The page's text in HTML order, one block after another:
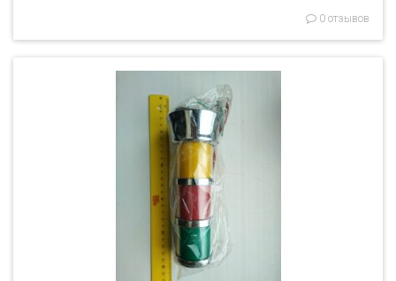
0 отзывов